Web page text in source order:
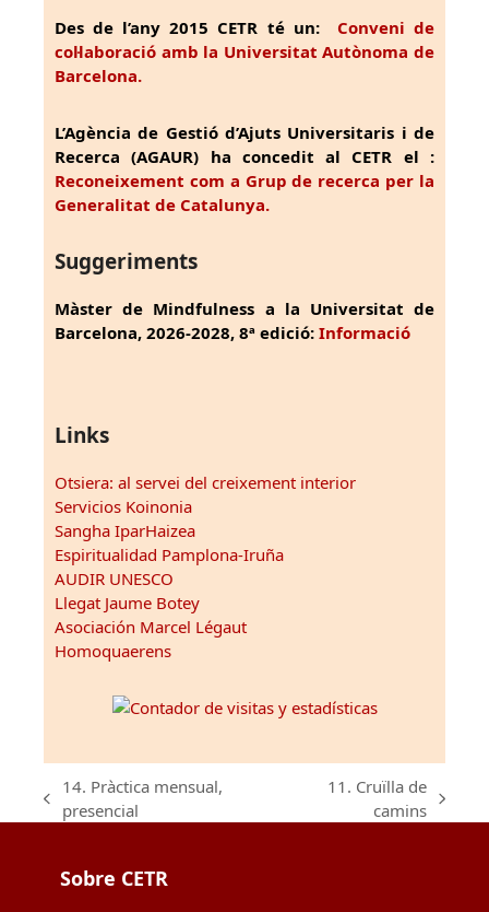
Des de l’any 2015 CETR té un: Conveni de
col·laboració amb la Universitat Autònoma de
Barcelona.
L’Agència de Gestió d’Ajuts Universitaris i de
Recerca (AGAUR) ha concedit al CETR el :
Reconeixement com a Grup de recerca per la
Generalitat de Catalunya.
Suggeriments
Màster de Mindfulness a la Universitat de
Barcelona, 2026-2028, 8ª edició: Informació
Links
Otsiera: al servei del creixement interior
Servicios Koinonia
Sangha IparHaizea
Espiritualidad Pamplona-Iruña
AUDIR UNESCO
Llegat Jaume Botey
Asociación Marcel Légaut
Homoquaerens
previous
14. Pràctica mensual,
presencial
11. Cruïlla de
camins
Sobre CETR